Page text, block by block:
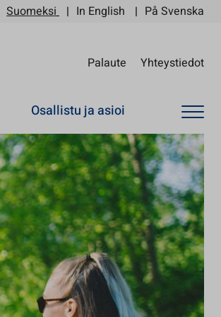
Suomeksi In English På Svenska
Palaute Yhteystiedot
Osallistu ja asioi